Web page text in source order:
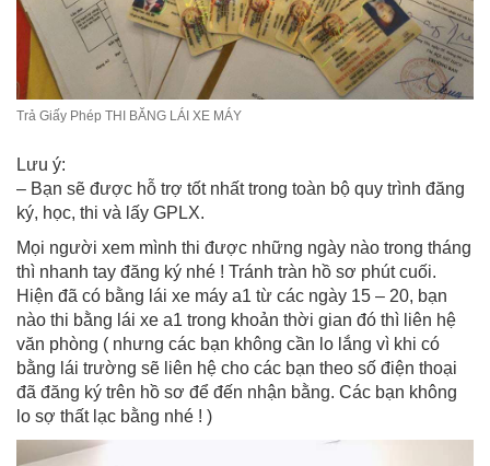
Trả Giấy Phép THI BĂNG LÁI XE MÁY
Lưu ý:
– Bạn sẽ được hỗ trợ tốt nhất trong toàn bộ quy trình đăng
ký, học, thi và lấy GPLX.
Mọi người xem mình thi được những ngày nào trong tháng
thì nhanh tay đăng ký nhé ! Tránh tràn hồ sơ phút cuối.
Hiện đã có bằng lái xe máy a1 từ các ngày 15 – 20, bạn
nào thi bằng lái xe a1 trong khoản thời gian đó thì liên hệ
văn phòng ( nhưng các bạn không cần lo lắng vì khi có
bằng lái trường sẽ liên hệ cho các bạn theo số điện thoại
đã đăng ký trên hồ sơ để đến nhận bằng. Các bạn không
lo sợ thất lạc bằng nhé ! )